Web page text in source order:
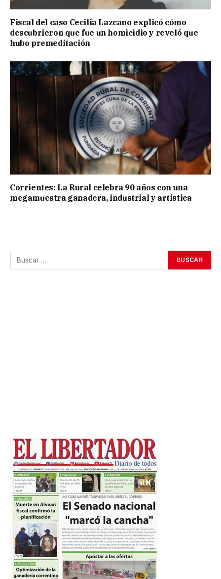
Fiscal del caso Cecilia Lazcano explicó cómo
descubrieron que fue un homicidio y reveló que
hubo premeditación
Corrientes: La Rural celebra 90 años con una
megamuestra ganadera, industrial y artística